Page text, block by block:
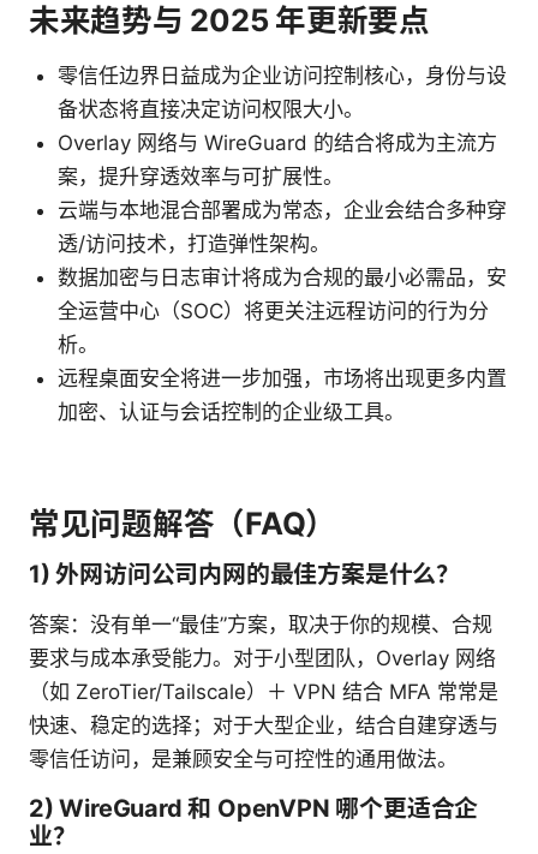
未来趋势与 2025 年更新要点
零信任边界日益成为企业访问控制核心，身份与设
备状态将直接决定访问权限大小。
Overlay 网络与 WireGuard 的结合将成为主流方
案，提升穿透效率与可扩展性。
云端与本地混合部署成为常态，企业会结合多种穿
透/访问技术，打造弹性架构。
数据加密与日志审计将成为合规的最小必需品，安
全运营中心（SOC）将更关注远程访问的行为分
析。
远程桌面安全将进一步加强，市场将出现更多内置
加密、认证与会话控制的企业级工具。
常见问题解答（FAQ）
1) 外网访问公司内网的最佳方案是什么？
答案：没有单一“最佳”方案，取决于你的规模、合规
要求与成本承受能力。对于小型团队，Overlay 网络
（如 ZeroTier/Tailscale）＋ VPN 结合 MFA 常常是
快速、稳定的选择；对于大型企业，结合自建穿透与
零信任访问，是兼顾安全与可控性的通用做法。
2) WireGuard 和 OpenVPN 哪个更适合企
业？